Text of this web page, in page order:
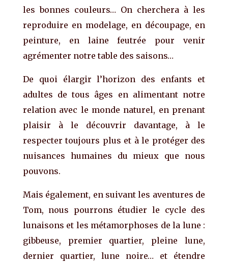
les bonnes couleurs… On cherchera à les
reproduire en modelage, en découpage, en
peinture, en laine feutrée pour venir
agrémenter notre table des saisons…
De quoi élargir l’horizon des enfants et
adultes de tous âges en alimentant notre
relation avec le monde naturel, en prenant
plaisir à le découvrir davantage, à le
respecter toujours plus et à le protéger des
nuisances humaines du mieux que nous
pouvons.
Mais également, en suivant les aventures de
Tom, nous pourrons étudier le cycle des
lunaisons et les métamorphoses de la lune :
gibbeuse, premier quartier, pleine lune,
dernier quartier, lune noire… et étendre